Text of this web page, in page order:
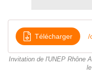
Télécharger
Invitation de l'UNEP Rhône